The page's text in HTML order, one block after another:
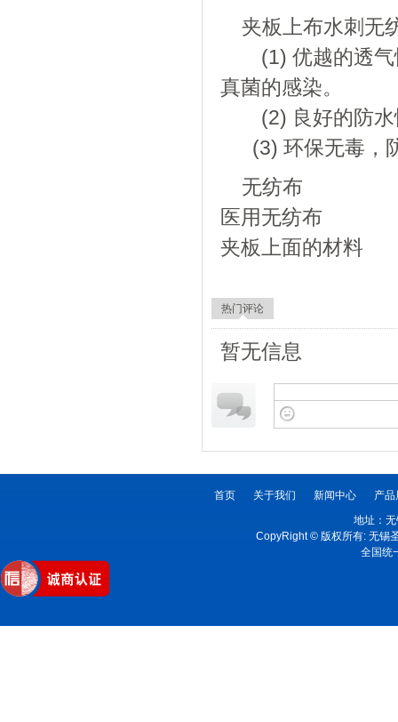
夹板上布水刺无
(1) 优越的透气
真菌的感染。
(2) 良好的防水
(3) 环保无毒，
无纺布
医用无纺布
夹板上面的材料
热门评论
暂无信息
首页 关于我们 新闻中心
产品
地址：
CopyRight © 版权所有: 无锡
全国统